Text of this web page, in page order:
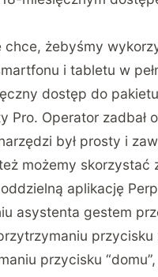
chce, żebyśmy
i tabletu w
dostęp do
Pro. Operator zadbał
był prosty i
możemy skorzystać
aplikację
asystenta gestem
przycisku
przycisku